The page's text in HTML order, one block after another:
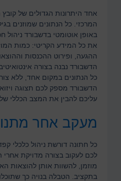
אחד היתרונות הגדולים של
המרכזי. כל הנתונים שמוזנים
באופן אוטומטי בדשבורד
את כל המידע הקריטי: כמות
ההגעה, ופירוט ההכנסות
הדשבורד נבנה בצורה
כל הנתונים במקום אחד, ללא
הדשבורד מספק לכם תצוגה
עליכם להבין את המצב הכללי של
מעקב אחר
כל חתונה דורשת ניהול כלכלי
לכם לעקוב בצורה מדויקת
מוזמן, להשוות אותן להוצאות
בתקציב. הטבלה בנויה כך